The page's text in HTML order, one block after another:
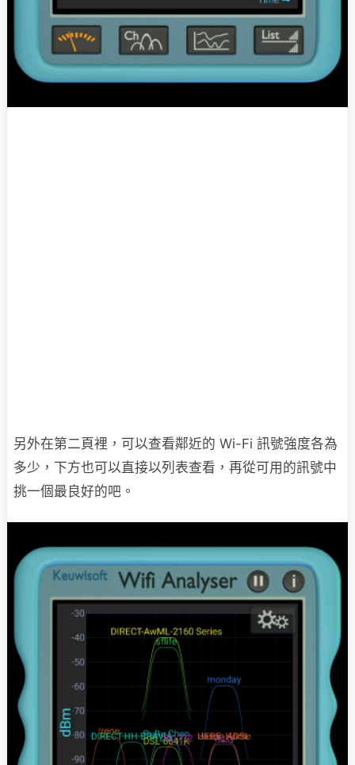
另外在第二頁裡，可以查看鄰近的 Wi-Fi 訊號強度各為
多少，下方也可以直接以列表查看，再從可用的訊號中
挑一個最良好的吧。